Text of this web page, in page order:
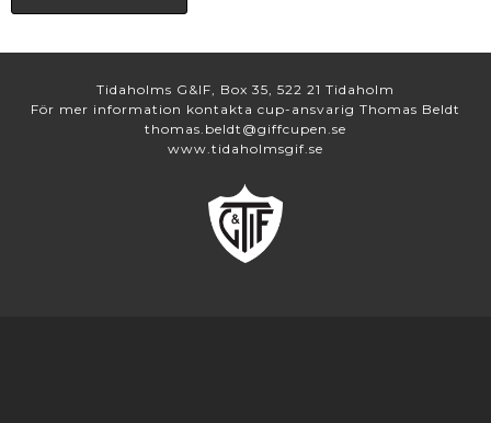
Tidaholms G&IF, Box 35, 522 21 Tidaholm
För mer information kontakta cup-ansvarig Thomas Beldt
thomas.beldt@giffcupen.se
www.tidaholmsgif.se